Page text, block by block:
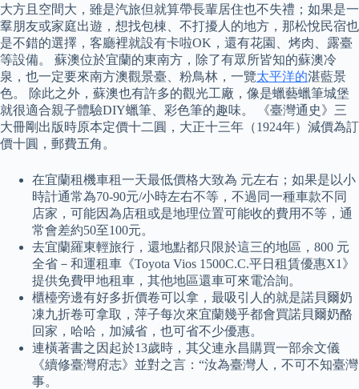
大方且空間大，雖是汽旅但就算帶長輩居住也不失禮；如果是一
羣朋友或家庭出遊，想找包棟、不打擾人的地方，那松悅民宿也
是不錯的選擇，客廳裡就設有卡啦OK，還有花園、烤肉、露臺
等設備。 蘇澳位於宜蘭的東南方，除了有眾所皆知的蘇澳冷
泉，也一定要來南方澳觀景臺、粉鳥林，一覽太平洋的湛藍景
色。 除此之外，蘇澳也有許多的觀光工廠，像是蠟藝蠟筆城堡
就很適合親子體驗DIY蠟筆、彩色筆的趣味。 《臺灣通史》三
大冊剛出版時原本定價十二圓，大正十三年（1924年）減價為訂
價十圓，郵費五角。
在宜蘭租機車租一天最低價格大致為 元左右；如果是以小
時計通常為70-90元/小時左右不等，不過同一種車款不同
店家，可能因為店租或是地理位置可能收的費用不等，通
常會差約50至100元。
去宜蘭羅東輕旅行，還地點都只限於這三的地區，800 元
全省－和運租車《Toyota Vios 1500C.C.平日租賃優惠X1》
提供免費甲地租車，其他地區還車可來電洽詢。
櫃檯旁邊有好多折價卷可以拿，最吸引人的就是諾貝爾奶
凍九折卷可拿取，萍子每次來宜蘭幾乎都會買諾貝爾奶酪
回家，哈哈，加減省，也可省不少優惠。
連橫著書之因起於13歲時，其父連永昌購買一部余文儀
《續修臺灣府志》並對之言：“汝為臺灣人，不可不知臺灣
事。